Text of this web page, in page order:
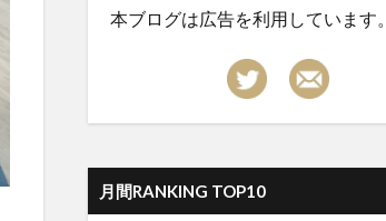
本ブログは広告を利用しています。
月間RANKING TOP10